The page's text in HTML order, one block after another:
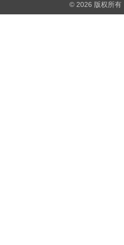
© 2026 版权所